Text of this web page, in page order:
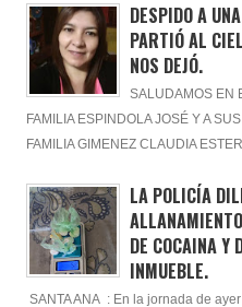
DESPIDO A
PARTIÓ AL
NOS DEJÓ.
SALUDAMOS EN
FAMILIA ESPINDOLA JOSÉ Y A
FAMILIA GIMENEZ CLAUDIA
LA POLICÍA
DE COCAINA Y
INMUEBLE.
SANTA ANA : En la jornada de